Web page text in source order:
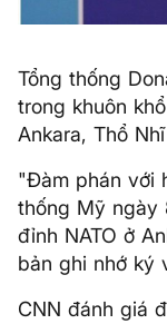
Tổng thống
trong khuôn
Ankara, Thổ
"Đàm phán với
thống Mỹ ngày
đỉnh NATO ở
bản ghi nhớ ký
CNN đánh giá